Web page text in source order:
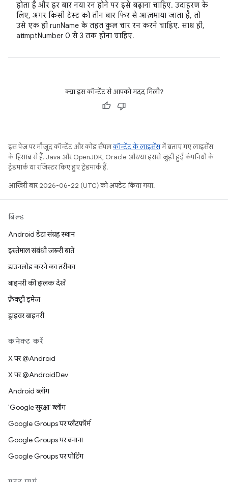
होता है और हर बार नया रन होने पर इसे बढ़ाना चाहिए. उदाहरण के
लिए, अगर किसी टेस्ट को तीन बार फिर से आज़माया जाता है, तो
उसे एक ही runName के तहत कुल चार रन करने चाहिए. साथ ही,
attemptNumber 0 से 3 तक होना चाहिए.
क्या इस कॉन्टेंट से आपको मदद मिली?
इस पेज पर मौजूद कॉन्टेंट और कोड सैंपलकॉन्टेंट के लाइसेंसमें बताए गए लाइसेंस
के हिसाब से हैं. Java और OpenJDK, Oracle और/या इससे जुड़ी हुई कंपनियों के
ट्रेडमार्क या रजिस्टर किए हुए ट्रेडमार्क हैं.
आखिरी बार 2026-06-22 (UTC) को अपडेट किया गया.
बिल्ड
Android डेटा संग्रह स्थान
इस्तेमाल संबंधी ज़रूरी बातें
डाउनलोड करने का तरीका
बाइनरी की झलक देखें
फ़ैक्ट्री इमेज
ड्राइवर बाइनरी
कनेक्ट करें
X पर @Android
X पर @AndroidDev
Android ब्लॉग
'Google सुरक्षा' ब्लॉग
Google Groups पर प्लैटफ़ॉर्म
Google Groups पर बनाना
Google Groups पर पोर्टिंग